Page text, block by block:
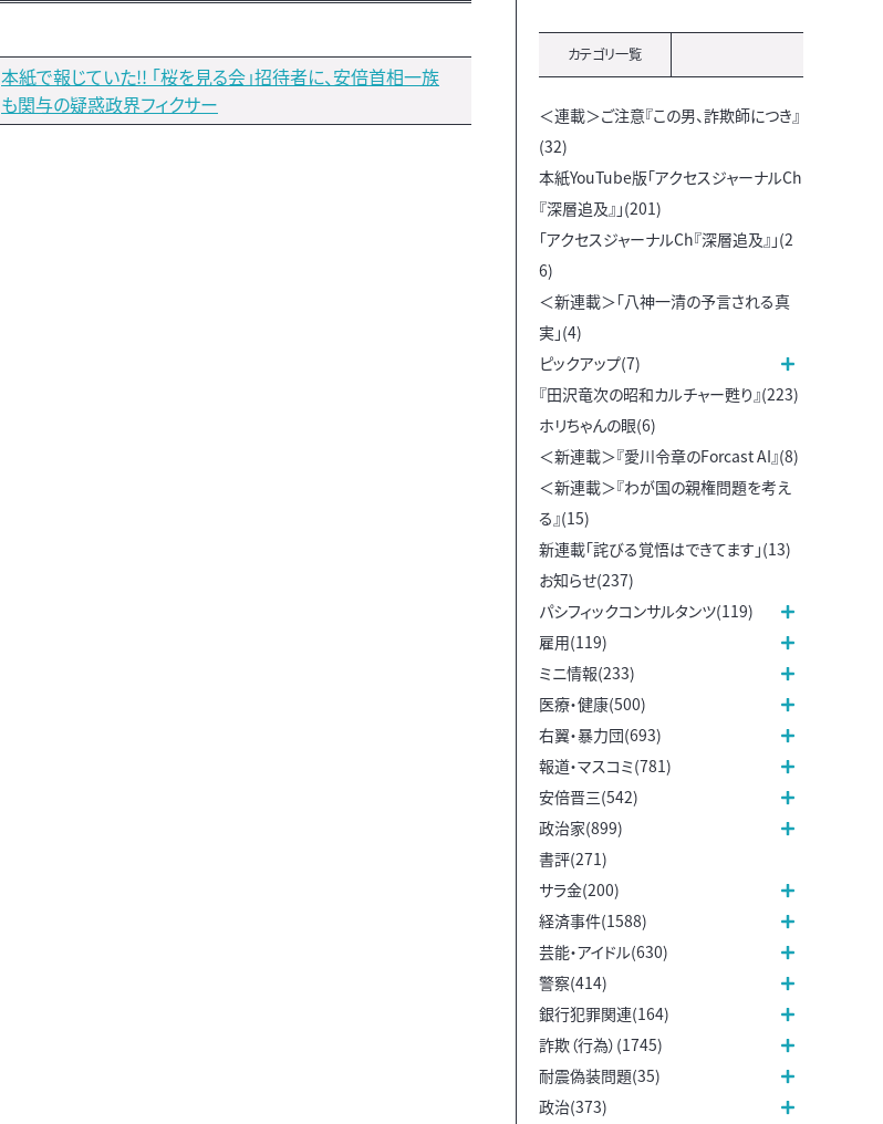
本紙で報じていた!! ｢桜を見る会」招待者に、安倍首相一族
も関与の疑惑政界フィクサー
カテゴリ一覧
＜連載＞ご注意『この男、詐欺師につき』
(32)
本紙YouTube版「アクセスジャーナルCh
『深層追及』」(201)
「アクセスジャーナルCh『深層追及』」(2
6)
＜新連載＞「八神一清の予言される真
実」(4)
ピックアップ(7)
『田沢竜次の昭和カルチャー甦り』(223)
ホリちゃんの眼(6)
＜新連載＞『愛川令章のForcast AI』(8)
＜新連載＞『わが国の親権問題を考え
る』(15)
新連載「詫びる覚悟はできてます」(13)
お知らせ(237)
パシフィックコンサルタンツ(119)
雇用(119)
ミニ情報(233)
医療・健康(500)
右翼・暴力団(693)
報道・マスコミ(781)
安倍晋三(542)
政治家(899)
書評(271)
サラ金(200)
経済事件(1588)
芸能・アイドル(630)
警察(414)
銀行犯罪関連(164)
詐欺（行為）(1745)
耐震偽装問題(35)
政治(373)